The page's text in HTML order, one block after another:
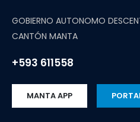
GOBIERNO AUTONOMO
CANTÓN MANTA
+593 611558
MANTA APP